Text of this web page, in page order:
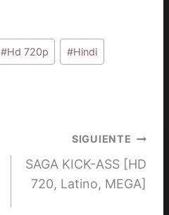
#Hd 720p #Hindi
SIGUIENTE
SAGA KICK-ASS [HD
720, Latino, MEGA]